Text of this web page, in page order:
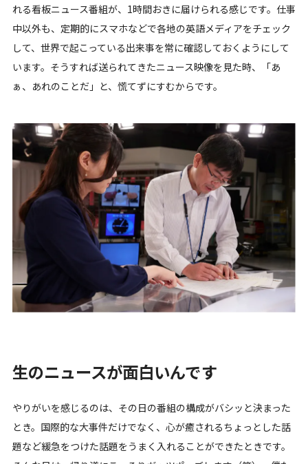
れる看板ニュース番組が、1時間おきに届けられる感じです。仕事
中以外も、定期的にスマホなどで各地の英語メディアをチェック
して、世界で起こっている出来事を常に確認しておくようにして
います。そうすれば送られてきたニュース映像を見た時、「あ
ぁ、あれのことだ」と、慌てずにすむからです。
生のニュースが面白いんです
やりがいを感じるのは、その日の番組の構成がバシッと決まった
とき。国際的な大事件だけでなく、心が癒されるちょっとした話
題など緩急をつけた話題をうまく入れることができたときです。